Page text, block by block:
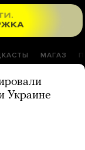
МАГАЗ
Украине